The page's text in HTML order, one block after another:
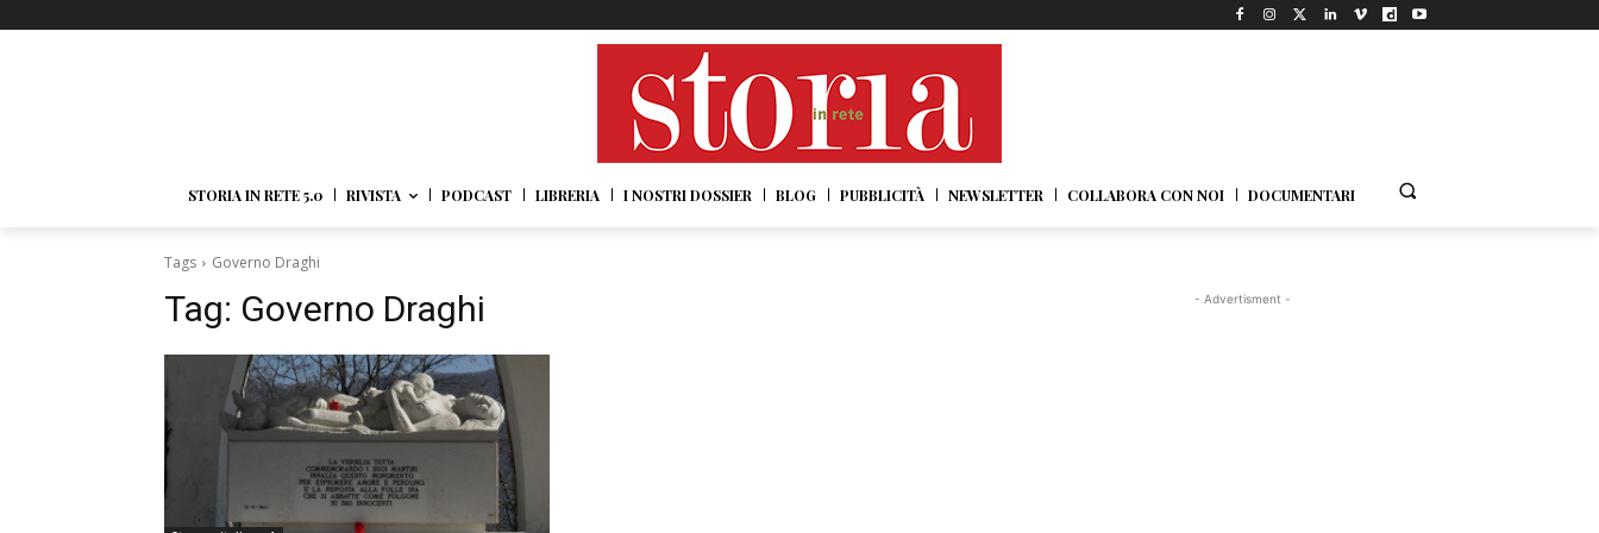
STORIA IN RETE 5.0 RIVISTA PODCAST LIBRERIA I NOSTRI DOSSIER BLOG PUBBLICITÀ NEWSLETTER COLLABORA CON NOI DOCUMENTARI
Tags Governo Draghi
Tag: Governo Draghi - Advertisment -